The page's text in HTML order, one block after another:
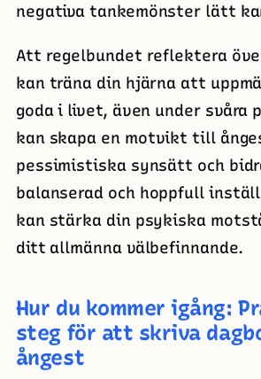
negativa tankemönster lätt
Att regelbundet reflektera
kan träna din hjärna att
goda i livet, även under svåra
kan skapa en motvikt till
pessimistiska synsätt och
balanserad och hoppfull
kan stärka din psykiska
ditt allmänna välbefinnande.
Hur du kommer igång:
steg för att skriva
ångest